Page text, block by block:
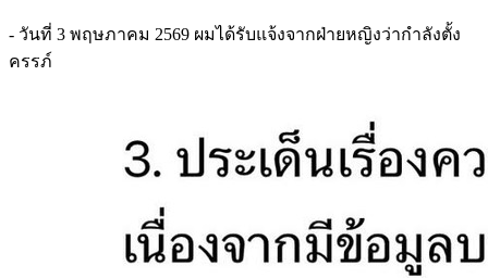
- วันที่ 3 พฤษภาคม 2569 ผมได้รับแจ้งจากฝ่ายหญิงว่ากำลังตั้ง
ครรภ์